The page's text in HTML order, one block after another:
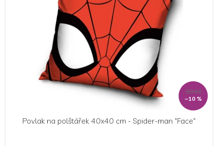
99 Kč
–10 %
Povlak na polštářek 40x40 cm - Spider-man "Face"